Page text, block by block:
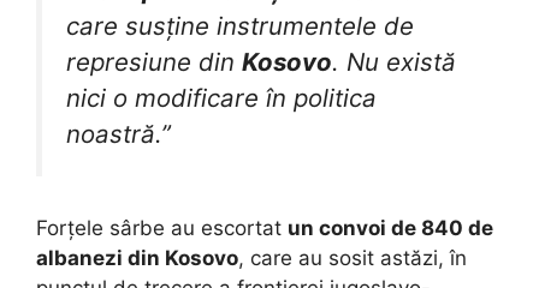
care susține instrumentele de
represiune din Kosovo. Nu există
nici o modificare în politica
noastră.”
Forțele sârbe au escortat un convoi de 840 de
albanezi din Kosovo, care au sosit astăzi, în